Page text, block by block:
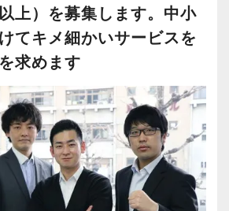
recruit/
直接顧客担当を任せることの
験・対応力のある方。
ネジメント経験がある方、こ
上を目安としていますが、それ
もこれまでの能力・経験に応
せて頂きます。
業主を対象に一通りの年間業
上）を募集します。中小
てキメ細かいサービスを
求めます